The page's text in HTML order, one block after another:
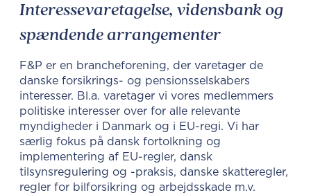
Interessevaretagelse, vidensbank og
spændende arrangementer
F&P er en brancheforening, der varetager de
danske forsikrings- og pensionsselskabers
interesser. Bl.a. varetager vi vores medlemmers
politiske interesser over for alle relevante
myndigheder i Danmark og i EU-regi. Vi har
særlig fokus på dansk fortolkning og
implementering af EU-regler, dansk
tilsynsregulering og -praksis, danske skatteregler,
regler for bilforsikring og arbejdsskade m.v.